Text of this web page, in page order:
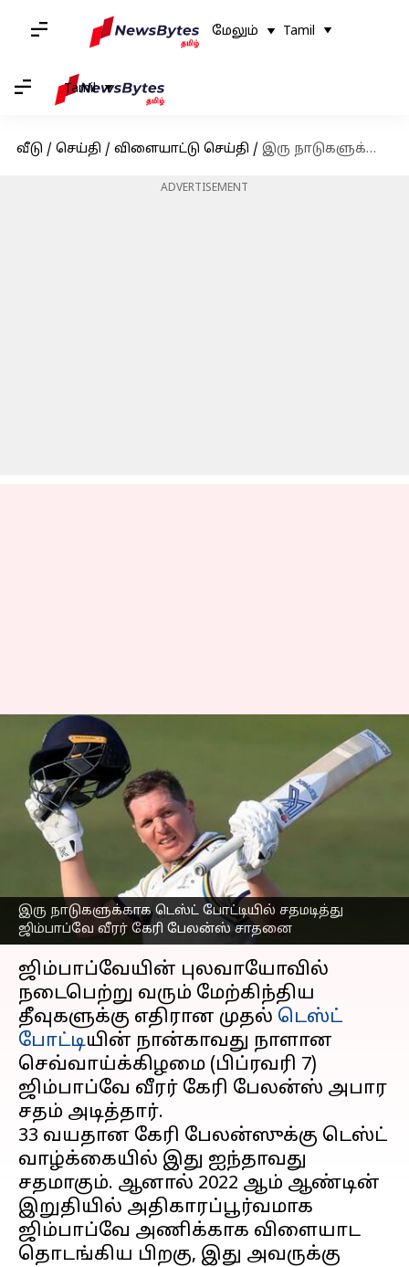
மேலும் Tamil
Tamil
வீடு / செய்தி / விளையாட்டு செய்தி / இரு நாடுகளுக்காக டெஸ்ட் போட்டியில் சதமடித்து ஜிம்பாப்வே வீரர் கேரி பேலன்ஸ் சாதனை!
ADVERTISEMENT
இரு நாடுகளுக்காக டெஸ்ட் போட்டியில் சதமடித்து
ஜிம்பாப்வே வீரர் கேரி பேலன்ஸ் சாதனை
இரு நாடுகளுக்காக
டெஸ்ட் போட்டியில்
சதமடித்து ஜிம்பாப்வே
வீரர் கேரி பேலன்ஸ்
சாதனை!
எழுதியவர் Sekar Chinnappan Feb 08, 2023
செய்தி முன்னோட்டம்
ஜிம்பாப்வேயின் புலவாயோவில்
நடைபெற்று வரும் மேற்கிந்திய
தீவுகளுக்கு எதிரான முதல் டெஸ்ட்
போட்டியின் நான்காவது நாளான
செவ்வாய்க்கிழமை (பிப்ரவரி 7)
ஜிம்பாப்வே வீரர் கேரி பேலன்ஸ் அபார
சதம் அடித்தார்.
33 வயதான கேரி பேலன்ஸுக்கு டெஸ்ட்
வாழ்க்கையில் இது ஐந்தாவது
சதமாகும். ஆனால் 2022 ஆம் ஆண்டின்
இறுதியில் அதிகாரப்பூர்வமாக
ஜிம்பாப்வே அணிக்காக விளையாட
தொடங்கிய பிறகு, இது அவருக்கு